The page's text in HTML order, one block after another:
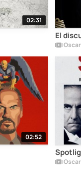
02:31
El
02:52